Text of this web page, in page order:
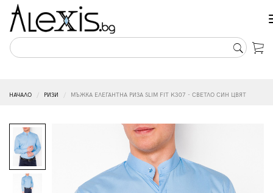
НАЧАЛО РИЗИ МЪЖКА ЕЛЕГАНТНА РИЗА SLIM FIT K307 - СВЕТЛО СИН ЦВЯТ